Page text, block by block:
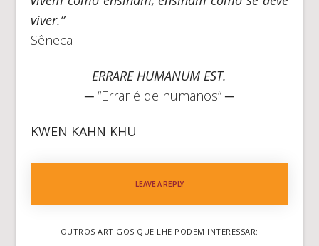
viver.”
Sêneca
ERRARE HUMANUM EST.
─ “Errar é de humanos” ─
KWEN KAHN KHU
LEAVE A REPLY
OUTROS ARTIGOS QUE LHE PODEM INTERESSAR: